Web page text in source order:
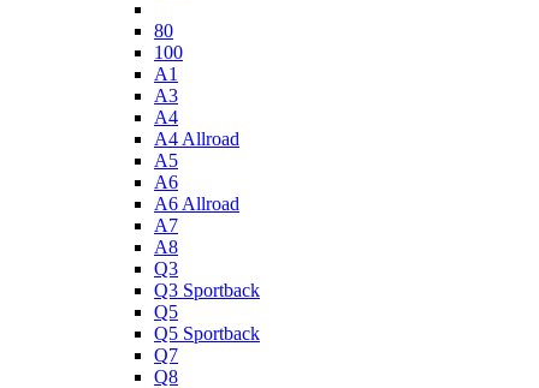
80
100
A1
A3
A4
A4 Allroad
A5
A6
A6 Allroad
A7
A8
Q3
Q3 Sportback
Q5
Q5 Sportback
Q7
Q8